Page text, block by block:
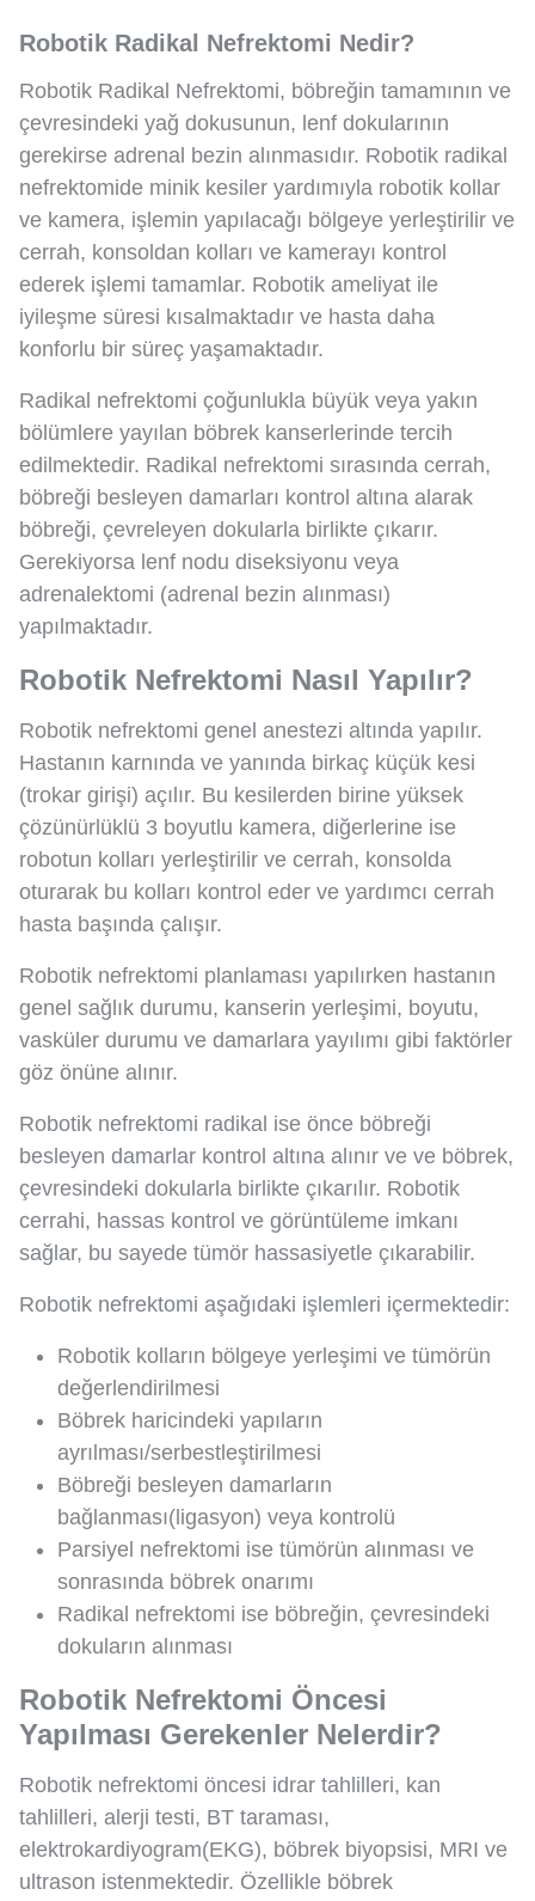
Robotik Radikal Nefrektomi Nedir?
Robotik Radikal Nefrektomi, böbreğin tamamının ve
çevresindeki yağ dokusunun, lenf dokularının
gerekirse adrenal bezin alınmasıdır. Robotik radikal
nefrektomide minik kesiler yardımıyla robotik kollar
ve kamera, işlemin yapılacağı bölgeye yerleştirilir ve
cerrah, konsoldan kolları ve kamerayı kontrol
ederek işlemi tamamlar. Robotik ameliyat ile
iyileşme süresi kısalmaktadır ve hasta daha
konforlu bir süreç yaşamaktadır.
Radikal nefrektomi çoğunlukla büyük veya yakın
bölümlere yayılan böbrek kanserlerinde tercih
edilmektedir. Radikal nefrektomi sırasında cerrah,
böbreği besleyen damarları kontrol altına alarak
böbreği, çevreleyen dokularla birlikte çıkarır.
Gerekiyorsa lenf nodu diseksiyonu veya
adrenalektomi (adrenal bezin alınması)
yapılmaktadır.
Robotik Nefrektomi Nasıl Yapılır?
Robotik nefrektomi genel anestezi altında yapılır.
Hastanın karnında ve yanında birkaç küçük kesi
(trokar girişi) açılır. Bu kesilerden birine yüksek
çözünürlüklü 3 boyutlu kamera, diğerlerine ise
robotun kolları yerleştirilir ve cerrah, konsolda
oturarak bu kolları kontrol eder ve yardımcı cerrah
hasta başında çalışır.
Robotik nefrektomi planlaması yapılırken hastanın
genel sağlık durumu, kanserin yerleşimi, boyutu,
vasküler durumu ve damarlara yayılımı gibi faktörler
göz önüne alınır.
Robotik nefrektomi radikal ise önce böbreği
besleyen damarlar kontrol altına alınır ve ve böbrek,
çevresindeki dokularla birlikte çıkarılır. Robotik
cerrahi, hassas kontrol ve görüntüleme imkanı
sağlar, bu sayede tümör hassasiyetle çıkarabilir.
Robotik nefrektomi aşağıdaki işlemleri içermektedir:
Robotik kolların bölgeye yerleşimi ve tümörün
değerlendirilmesi
Böbrek haricindeki yapıların
ayrılması/serbestleştirilmesi
Böbreği besleyen damarların
bağlanması(ligasyon) veya kontrolü
Parsiyel nefrektomi ise tümörün alınması ve
sonrasında böbrek onarımı
Radikal nefrektomi ise böbreğin, çevresindeki
dokuların alınması
Robotik Nefrektomi Öncesi
Yapılması Gerekenler Nelerdir?
Robotik nefrektomi öncesi idrar tahlilleri, kan
tahlilleri, alerji testi, BT taraması,
elektrokardiyogram(EKG), böbrek biyopsisi, MRI ve
ultrason istenmektedir. Özellikle böbrek